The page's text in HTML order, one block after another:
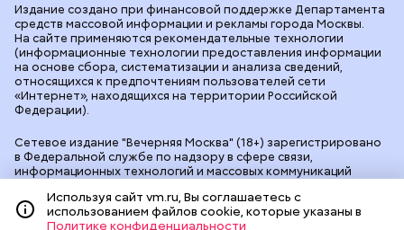
Сетевое издание "Вечерняя Москва" (18+) зарегистрировано
в Федеральной службе по надзору в сфере связи,
информационных технологий и массовых коммуникаций
90524 от 09.12.2025. Учредитель: АО "Редакция газеты
"Вечерняя Москва". Главный редактор vm.ru: Александр
Издание создано при финансовой поддержке Департамента
средств массовой информации и рекламы города Москвы.
На сайте применяются рекомендательные технологии
(информационные технологии предоставления информации
на основе сбора, систематизации и анализа сведений,
относящихся к предпочтениям пользователей сети
«Интернет», находящихся на территории Российской
Федерации).
Используя сайт vm.ru, Вы соглашаетесь с
использованием файлов cookie, которые указаны в
Политике конфиденциальности